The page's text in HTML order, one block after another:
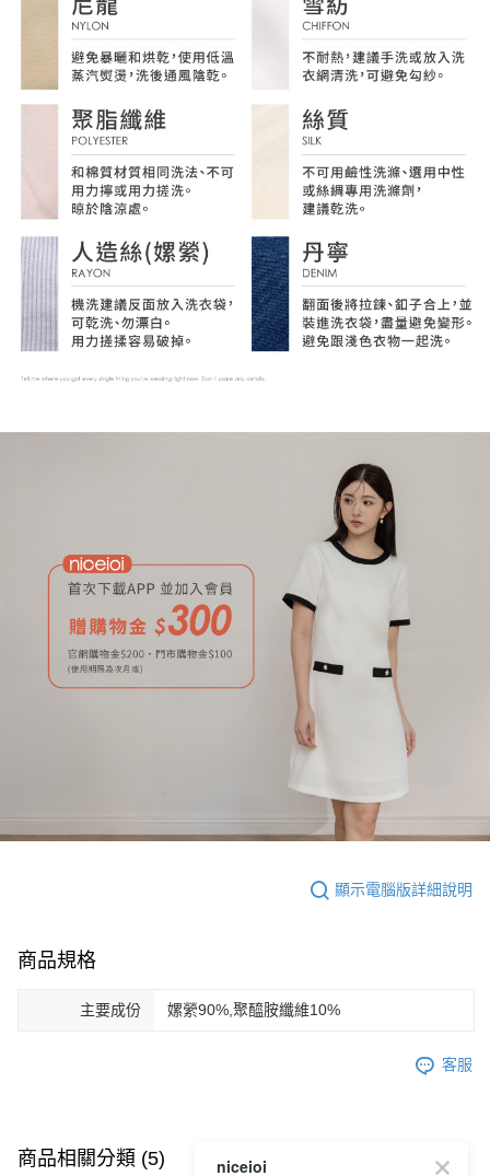
顯示電腦版詳細說明
商品規格
主要成份 嫘縈90%,聚醯胺纖維10%
客服
商品相關分類 (5) 查看全部
niceioi